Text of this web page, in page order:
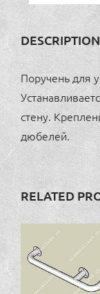
DESCRIPTION
Поручень для
стену.
дюбелей.
RELATED